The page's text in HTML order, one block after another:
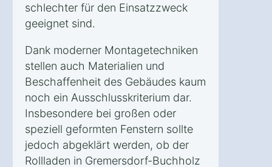
schlechter für den Einsatzzweck
geeignet sind.
Dank moderner Montagetechniken
stellen auch Materialien und
Beschaffenheit des Gebäudes kaum
noch ein Ausschlusskriterium dar.
Insbesondere bei großen oder
speziell geformten Fenstern sollte
jedoch abgeklärt werden, ob der
Rollladen in Gremersdorf-Buchholz